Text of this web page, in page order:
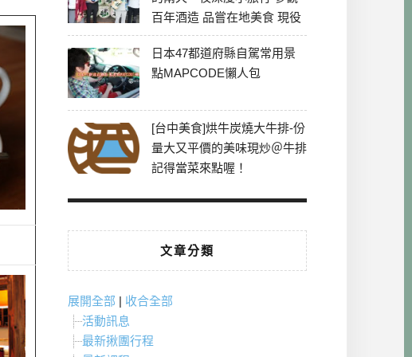
百年酒造 品嘗在地美食 現役
最老牌電影院
日本47都道府縣自駕常用景
點MAPCODE懶人包
[台中美食]烘牛炭燒大牛排-份
量大又平價的美味現炒＠牛排
記得當菜來點喔！
文章分類
展開全部 | 收合全部
活動訊息
最新揪團行程